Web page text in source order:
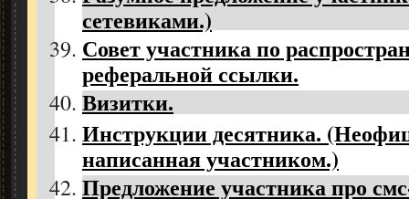
сетевиками.)
Совет участника по
реферальной ссылки.
Визитки.
Инструкции десятника.
написанная участником.)
Предложение участника про